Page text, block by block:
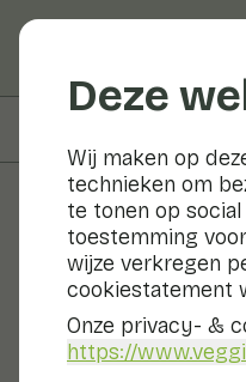
Deze
Wij maken op
technieken om
te tonen op
toestemming
wijze verkregen
cookiestatement
Onze privacy- &
https://